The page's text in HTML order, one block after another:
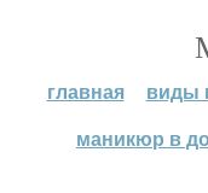
главная виды
маникюр в